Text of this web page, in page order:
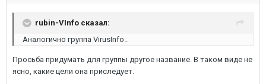
rubin-VInfo сказал:
Аналогично группа VirusInfo..
Просьба придумать для группы другое название. В таком виде не
ясно, какие цели она приследует.